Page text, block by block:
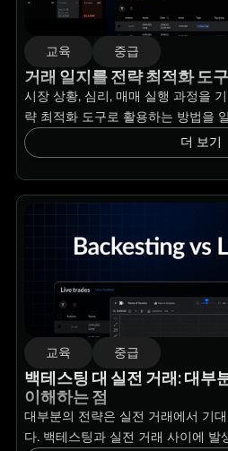
교육 중급
거래 일지를 전략 최적화 도
시장 상황, 심리, 매매 실행 과정을
략 최적화 도구로 활용하는 방법을
더 보기
교육 중급
백테스팅 대 실전 거래: 대부
이해하는 점
대부분의 전략은 실전 거래에서 기
다. 백테스팅과 실전 거래 사이에 발